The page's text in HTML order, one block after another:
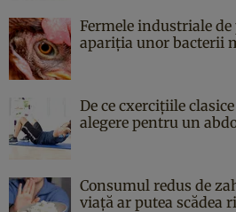
Fermele industriale
apariția unor bacterii
De ce cxercițiile
alegere pentru un
Consumul redus de
viață ar putea scădea